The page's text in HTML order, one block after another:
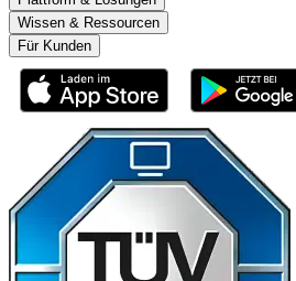
Wissen & Ressourcen
Für Kunden